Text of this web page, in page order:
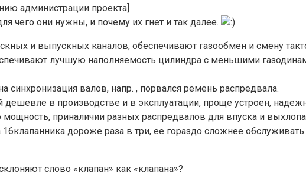
администрации проекта]
чего они нужны, и почему их гнет и так далее.
и выпускных каналов, обеспечивают газообмен и смену
лучшую наполняемость цилиндра с меньшими
синхронизация валов, напр. , порвался ремень распредвала.
дешевле в производстве и в эксплуатации, проще устроен,
приналичии разных распредвалов для впуска и
дороже раза в три, ее гораздо сложнее
слово «клапан» как «клапана»?